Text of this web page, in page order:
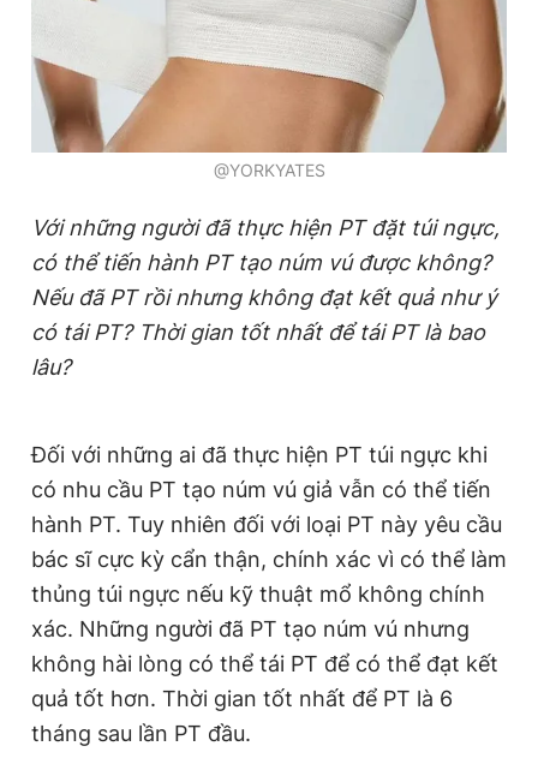
@YORKYATES
Với những người đã thực hiện PT đặt túi ngực,
có thể tiến hành PT tạo núm vú được không?
Nếu đã PT rồi nhưng không đạt kết quả như ý
có tái PT? Thời gian tốt nhất để tái PT là bao
lâu?
Đối với những ai đã thực hiện PT túi ngực khi
có nhu cầu PT tạo núm vú giả vẫn có thể tiến
hành PT. Tuy nhiên đối với loại PT này yêu cầu
bác sĩ cực kỳ cẩn thận, chính xác vì có thể làm
thủng túi ngực nếu kỹ thuật mổ không chính
xác. Những người đã PT tạo núm vú nhưng
không hài lòng có thể tái PT để có thể đạt kết
quả tốt hơn. Thời gian tốt nhất để PT là 6
tháng sau lần PT đầu.